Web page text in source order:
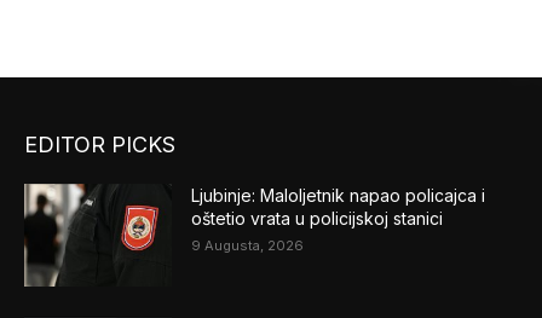
EDITOR PICKS
Ljubinje: Maloljetnik napao policajca i
oštetio vrata u policijskoj stanici
9 Augusta, 2026